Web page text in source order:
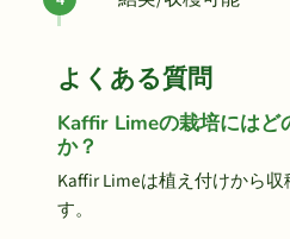
よくある質問
Kaffir Limeの栽培にはど
か？
Kaffir Limeは植え付けから
す。